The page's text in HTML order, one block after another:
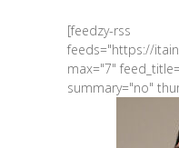
[feedzy-rss
feeds="https://
max="7"
summary="no"